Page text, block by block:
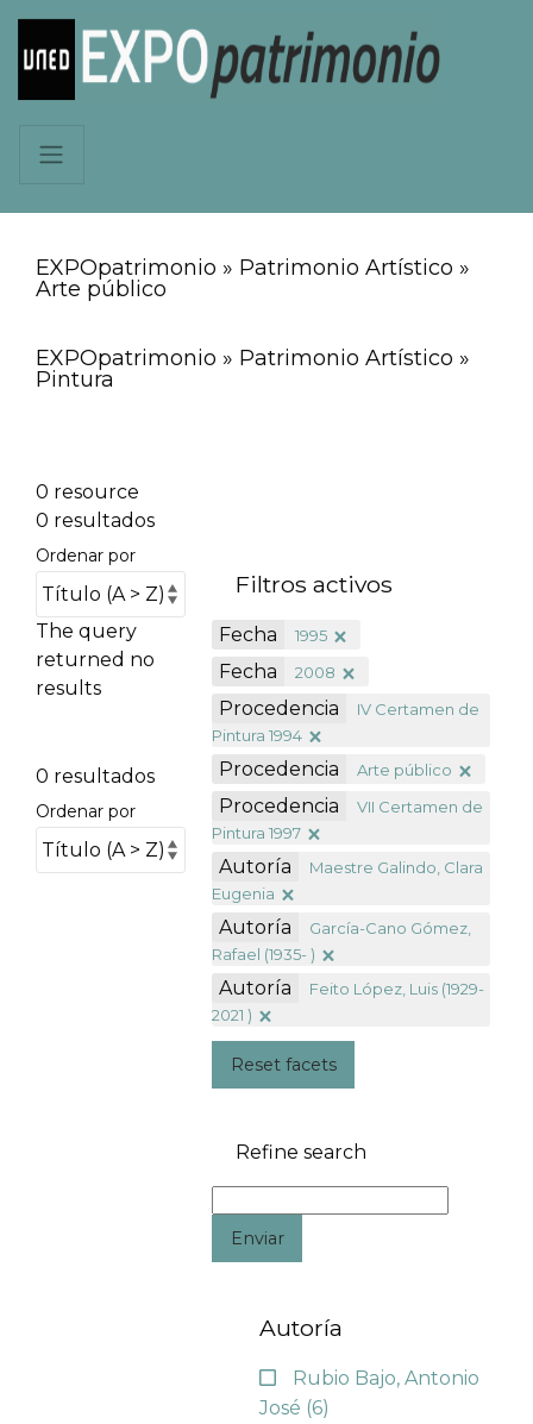
EXPOpatrimonio » Patrimonio Artístico »
Arte público
EXPOpatrimonio » Patrimonio Artístico »
Pintura
0 resource
0 resultados
Ordenar por
The query
returned no
results
0 resultados
Ordenar por
Filtros activos
Fecha 1995
Fecha 2008
Procedencia
IV Certamen de
Pintura 1994
Procedencia Arte público
Procedencia
VII Certamen de
Pintura 1997
Autoría
Maestre Galindo, Clara
Eugenia
Autoría
García-Cano Gómez,
Rafael (1935- )
Autoría
Feito López, Luis (1929-
2021 )
Reset facets
Refine search
Enviar
Autoría
Rubio Bajo, Antonio
José (6)